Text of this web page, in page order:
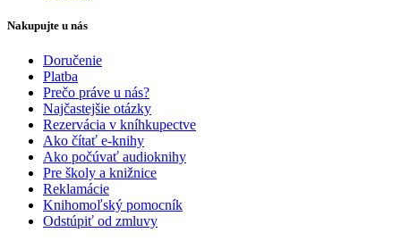
Nakupujte u nás
Doručenie
Platba
Prečo práve u nás?
Najčastejšie otázky
Rezervácia v kníhkupectve
Ako čítať e-knihy
Ako počúvať audioknihy
Pre školy a knižnice
Reklamácie
Knihomoľský pomocník
Odstúpiť od zmluvy